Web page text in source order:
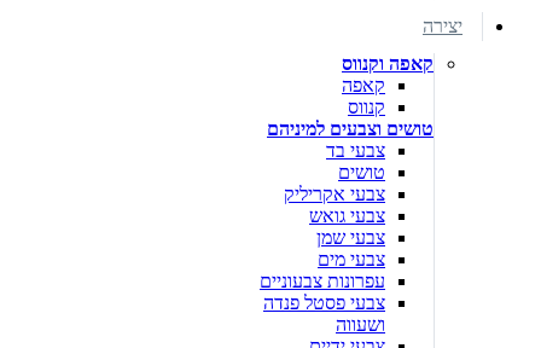
יצירה
קאפה וקנווס
קאפה
קנווס
טושים וצבעים למיניהם
צבעי בד
טושים
צבעי אקריליק
צבעי גואש
צבעי שמן
צבעי מים
עפרונות צבעוניים
צבעי פסטל פנדה
ושעווה